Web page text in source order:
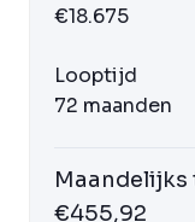
€18.675
Looptijd
72 maanden
€455,92